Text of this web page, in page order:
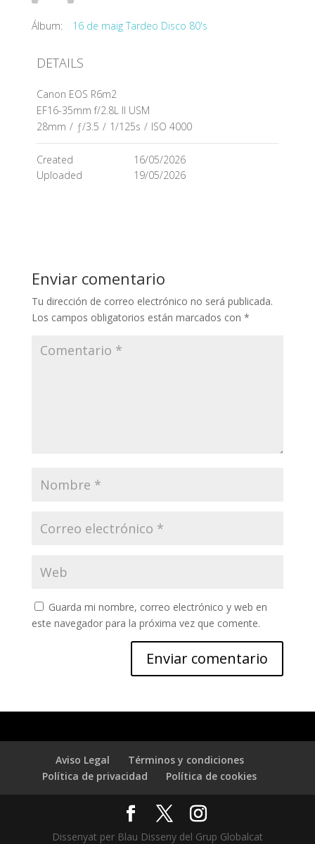
Álbum: 16 de maig Tardeo Disco 80's
DETAILS
Canon EOS R6m2
EF16-35mm f/2.8L II USM
28mm / ƒ/3.5 / 1/125s / ISO 4000
Created
16/05/2026
Uploaded
19/05/2026
Enviar comentario
Tu dirección de correo electrónico no será publicada.
Los campos obligatorios están marcados con *
Guarda mi nombre, correo electrónico y web en
este navegador para la próxima vez que comente.
Aviso Legal
Términos y condiciones
Política de privacidad
Política de cookies
Dissenyat per Blau Disseny del Grup Globalcat